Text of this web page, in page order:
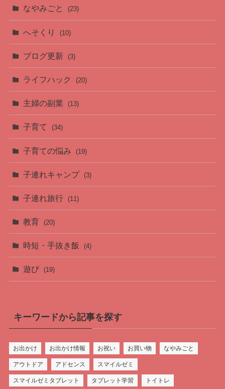
なやみごと (23)
へそくり (10)
ブログ更新 (3)
ライフハック (20)
主婦の副業 (13)
子育て (34)
子育ての悩み (19)
子連れキャンプ (3)
子連れ旅行 (11)
教育 (20)
時短・手抜き飯 (4)
遊び (19)
キーワードから記事を探す
お出かけ お出かけ情報 お祝い お買い物 なやみごと
アウトドア アドセンス スマイルゼミ
スマイルゼミタブレット タブレット学習 トイトレ